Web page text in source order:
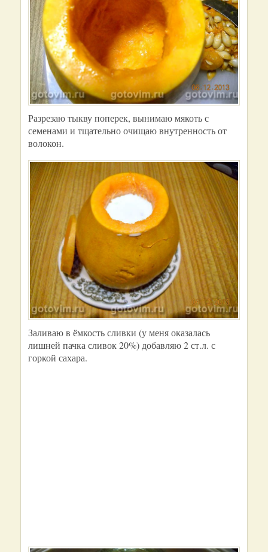
Разрезаю тыкву поперек, вынимаю мякоть с
семенами и тщательно очищаю внутренность от
волокон.
Заливаю в ёмкость сливки (у меня оказалась
лишней пачка сливок 20%) добавляю 2 ст.л. с
горкой сахара.